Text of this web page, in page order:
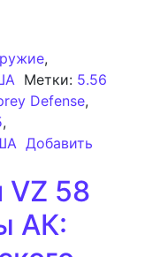
,
Метки: 5.56
Defense,
,
Добавить
VZ 58
АК: